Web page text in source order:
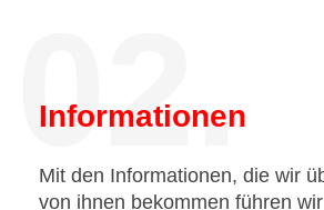
02.
Informationen
Mit den Informationen, die wir
von ihnen bekommen führen